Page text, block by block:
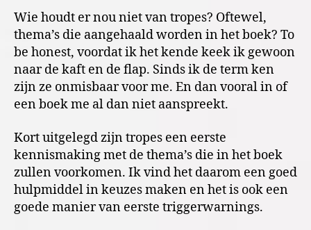
Wie houdt er nou niet van tropes? Oftewel,
thema’s die aangehaald worden in het boek? To
be honest, voordat ik het kende keek ik gewoon
naar de kaft en de flap. Sinds ik de term ken
zijn ze onmisbaar voor me. En dan vooral in of
een boek me al dan niet aanspreekt.
Kort uitgelegd zijn tropes een eerste
kennismaking met de thema’s die in het boek
zullen voorkomen. Ik vind het daarom een goed
hulpmiddel in keuzes maken en het is ook een
goede manier van eerste triggerwarnings.